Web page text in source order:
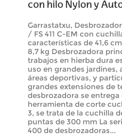
con hilo Nylon y
Garrastatxu,
/ FS 411 C-EM con
características de 41,6
8,7 kg Desbrozadora
trabajos en hierba dura
uso en grandes jardines,
áreas deportivas, y
grandes extensiones de
desbrozadora se entrega
herramienta de corte
3, se trata de la cuchilla
puntas de 300 mm La
400 de desbrozadoras...